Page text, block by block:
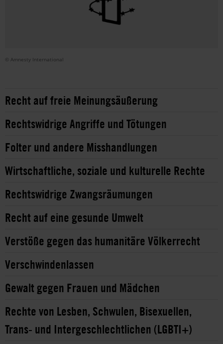
© Amnesty International
Recht auf freie Meinungsäußerung
Rechtswidrige Angriffe und Tötungen
Folter und andere Misshandlungen
Wirtschaftliche, soziale und kulturelle Rechte
Rechtswidrige Zwangsräumungen
Recht auf eine gesunde Umwelt
Verstöße gegen das humanitäre Völkerrecht
Verschwindenlassen
Gewalt gegen Frauen und Mädchen
Rechte von Lesben, Schwulen, Bisexuellen,
Trans- und Intergeschlechtlichen (LGBTI+)